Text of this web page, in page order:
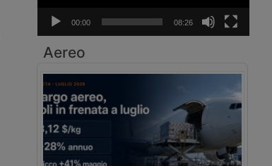
00:00 08:26
Aereo